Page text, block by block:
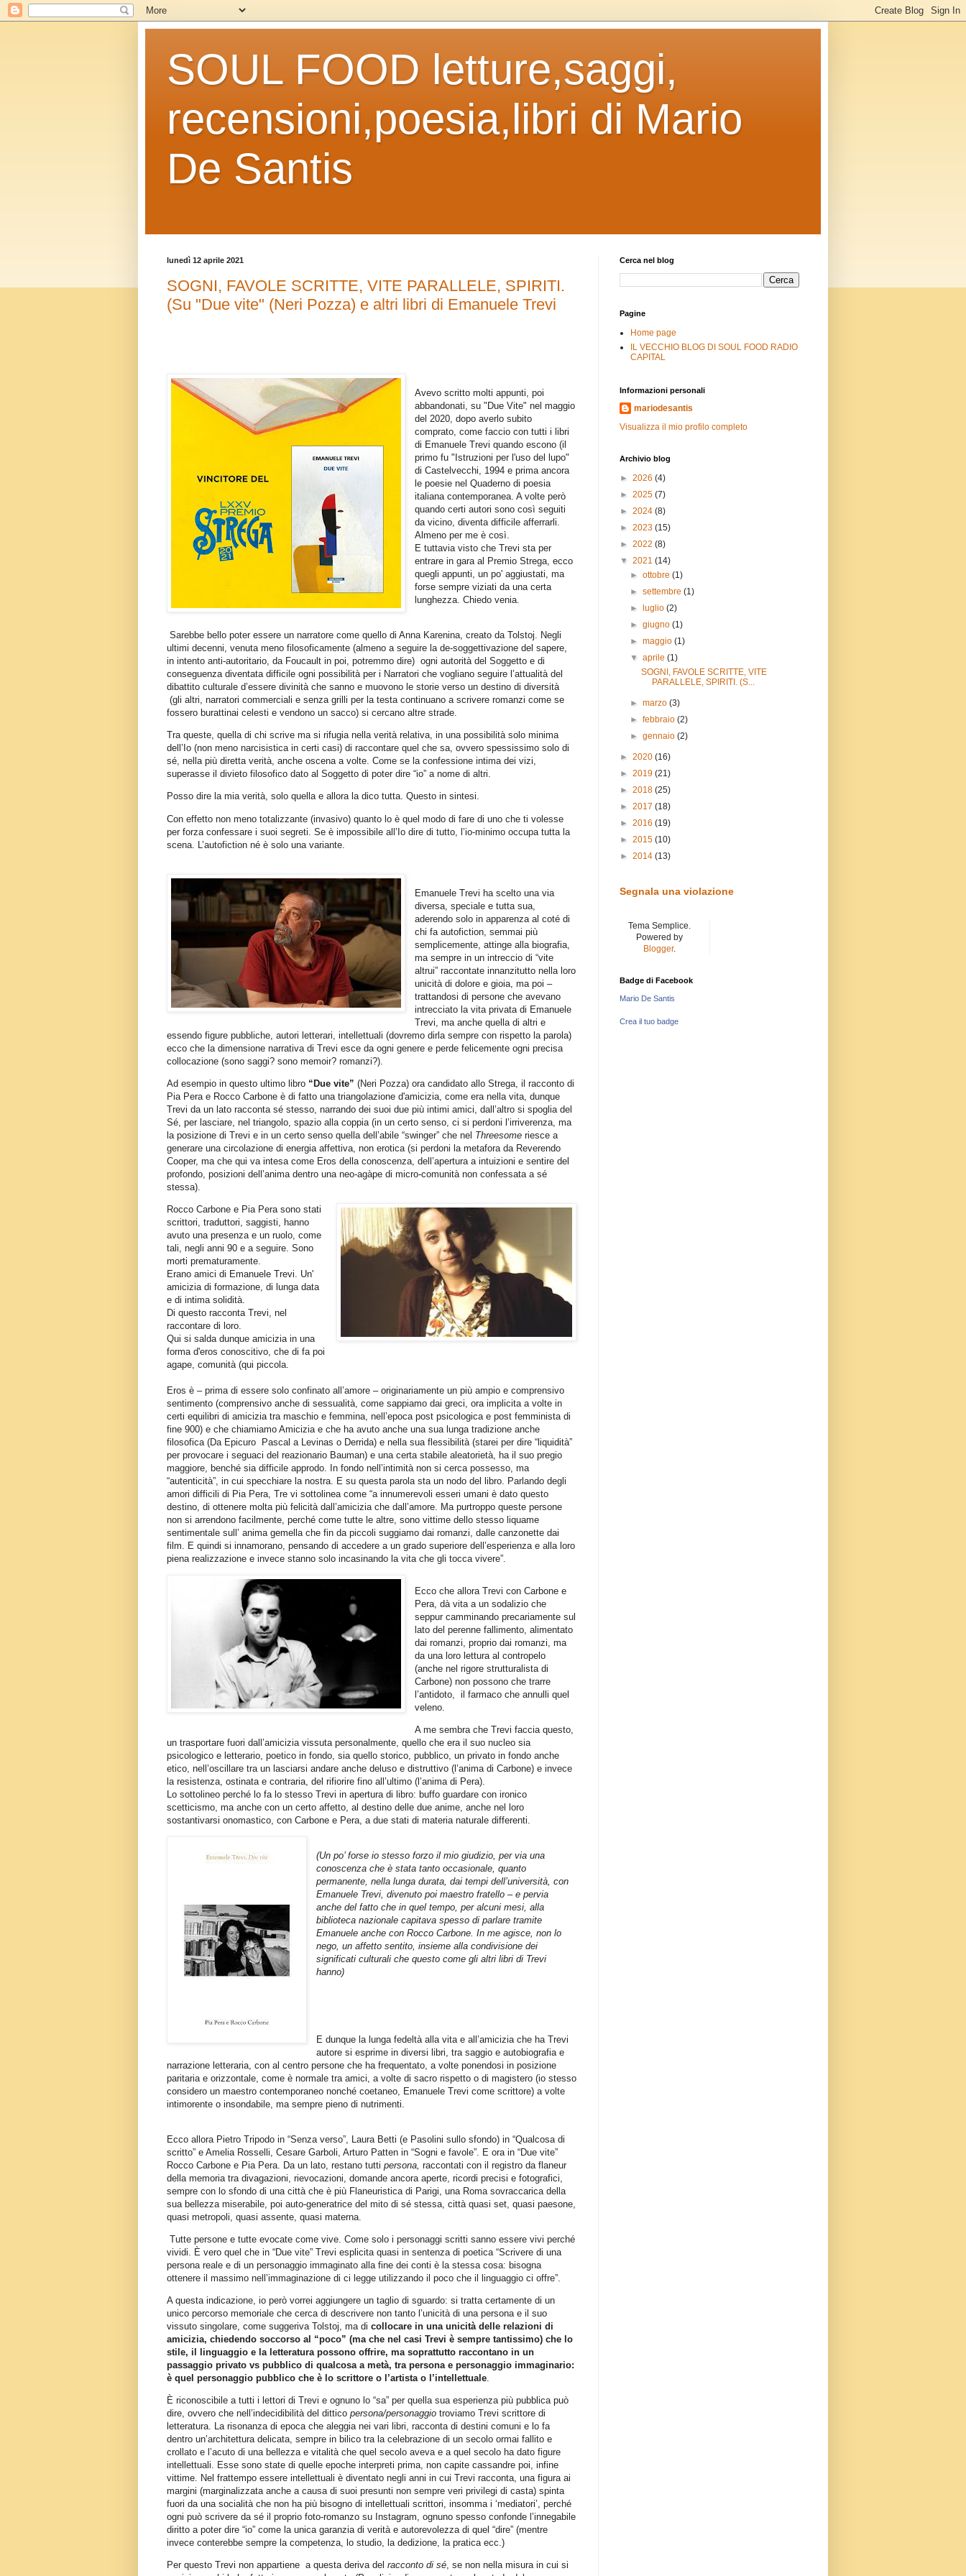
SOUL FOOD letture,saggi,
recensioni,poesia,libri di Mario
De Santis
lunedì 12 aprile 2021
SOGNI, FAVOLE SCRITTE, VITE PARALLELE, SPIRITI.
(Su "Due vite" (Neri Pozza) e altri libri di Emanuele Trevi
Avevo scritto molti appunti, poi
abbandonati, su "Due Vite" nel maggio
del 2020, dopo averlo subito
comprato, come faccio con tutti i libri
di Emanuele Trevi quando escono (il
primo fu "Istruzioni per l'uso del lupo"
di Castelvecchi, 1994 e prima ancora
le poesie nel Quaderno di poesia
italiana contemporanea. A volte però
quando certi autori sono così seguiti
da vicino, diventa difficile afferrarli.
Almeno per me è così.
E tuttavia visto che Trevi sta per
entrare in gara al Premio Strega, ecco
quegli appunti, un po' aggiustati, ma
forse sempre viziati da una certa
lunghezza. Chiedo venia.
Sarebbe bello poter essere un narratore come quello di Anna Karenina, creato da Tolstoj. Negli
ultimi decenni, venuta meno filosoficamente (almeno a seguire la de-soggettivazione del sapere,
in intento anti-autoritario, da Foucault in poi, potremmo dire) ogni autorità del Soggetto e di
conseguenza diventata difficile ogni possibilità per i Narratori che vogliano seguire l’attualità del
dibattito culturale d’essere divinità che sanno e muovono le storie verso un destino di diversità
(gli altri, narratori commerciali e senza grilli per la testa continuano a scrivere romanzi come se
fossero burattinai celesti e vendono un sacco) si cercano altre strade.
Tra queste, quella di chi scrive ma si rifugia nella verità relativa, in una possibilità solo minima
dell’Io (non meno narcisistica in certi casi) di raccontare quel che sa, ovvero spessissimo solo di
sé, nella più diretta verità, anche oscena a volte. Come se la confessione intima dei vizi,
superasse il divieto filosofico dato al Soggetto di poter dire “io” a nome di altri.
Posso dire la mia verità, solo quella e allora la dico tutta. Questo in sintesi.
Con effetto non meno totalizzante (invasivo) quanto lo è quel modo di fare di uno che ti volesse
per forza confessare i suoi segreti. Se è impossibile all’Io dire di tutto, l’io-minimo occupa tutta la
scena. L’autofiction né è solo una variante.
Emanuele Trevi ha scelto una via
diversa, speciale e tutta sua,
aderendo solo in apparenza al coté di
chi fa autofiction, semmai più
semplicemente, attinge alla biografia,
ma sempre in un intreccio di “vite
altrui” raccontate innanzitutto nella loro
unicità di dolore e gioia, ma poi –
trattandosi di persone che avevano
intrecciato la vita privata di Emanuele
Trevi, ma anche quella di altri e
essendo figure pubbliche, autori letterari, intellettuali (dovremo dirla sempre con rispetto la parola)
ecco che la dimensione narrativa di Trevi esce da ogni genere e perde felicemente ogni precisa
collocazione (sono saggi? sono memoir? romanzi?).
Ad esempio in questo ultimo libro “Due vite” (Neri Pozza) ora candidato allo Strega, il racconto di
Pia Pera e Rocco Carbone è di fatto una triangolazione d'amicizia, come era nella vita, dunque
Trevi da un lato racconta sé stesso, narrando dei suoi due più intimi amici, dall’altro si spoglia del
Sé, per lasciare, nel triangolo, spazio alla coppia (in un certo senso, ci si perdoni l’irriverenza, ma
la posizione di Trevi e in un certo senso quella dell’abile “swinger” che nel Threesome riesce a
generare una circolazione di energia affettiva, non erotica (si perdoni la metafora da Reverendo
Cooper, ma che qui va intesa come Eros della conoscenza, dell’apertura a intuizioni e sentire del
profondo, posizioni dell’anima dentro una neo-agàpe di micro-comunità non confessata a sé
stessa).
Rocco Carbone e Pia Pera sono stati
scrittori, traduttori, saggisti, hanno
avuto una presenza e un ruolo, come
tali, negli anni 90 e a seguire. Sono
morti prematuramente.
Erano amici di Emanuele Trevi. Un'
amicizia di formazione, di lunga data
e di intima solidità.
Di questo racconta Trevi, nel
raccontare di loro.
Qui si salda dunque amicizia in una
forma d'eros conoscitivo, che di fa poi
agape, comunità (qui piccola.
Eros è – prima di essere solo confinato all’amore – originariamente un più ampio e comprensivo
sentimento (comprensivo anche di sessualità, come sappiamo dai greci, ora implicita a volte in
certi equilibri di amicizia tra maschio e femmina, nell’epoca post psicologica e post femminista di
fine 900) e che chiamiamo Amicizia e che ha avuto anche una sua lunga tradizione anche
filosofica (Da Epicuro
Pascal a Levinas o Derrida) e nella sua flessibilità (starei per dire “liquidità”
per provocare i seguaci del reazionario Bauman) e una certa stabile aleatorietà, ha il suo pregio
maggiore, benché sia difficile approdo. In fondo nell’intimità non si cerca possesso, ma
“autenticità”, in cui specchiare la nostra. E su questa parola sta un nodo del libro. Parlando degli
amori difficili di Pia Pera, Tre vi sottolinea come “a innumerevoli esseri umani è dato questo
destino, di ottenere molta più felicità dall’amicizia che dall’amore. Ma purtroppo queste persone
non si arrendono facilmente, perché come tutte le altre, sono vittime dello stesso liquame
sentimentale sull’ anima gemella che fin da piccoli suggiamo dai romanzi, dalle canzonette dai
film. E quindi si innamorano, pensando di accedere a un grado superiore dell’esperienza e alla loro
piena realizzazione e invece stanno solo incasinando la vita che gli tocca vivere”.
Ecco che allora Trevi con Carbone e
Pera, dà vita a un sodalizio che
seppur camminando precariamente sul
lato del perenne fallimento, alimentato
dai romanzi, proprio dai romanzi, ma
da una loro lettura al contropelo
(anche nel rigore strutturalista di
Carbone) non possono che trarre
l’antidoto,
il farmaco che annulli quel
veleno.
A me sembra che Trevi faccia questo,
un trasportare fuori dall’amicizia vissuta personalmente, quello che era il suo nucleo sia
psicologico e letterario, poetico in fondo, sia quello storico, pubblico, un privato in fondo anche
etico, nell’oscillare tra un lasciarsi andare anche deluso e distruttivo (l’anima di Carbone) e invece
la resistenza, ostinata e contraria, del rifiorire fino all’ultimo (l’anima di Pera).
Lo sottolineo perché lo fa lo stesso Trevi in apertura di libro: buffo guardare con ironico
scetticismo, ma anche con un certo affetto, al destino delle due anime, anche nel loro
sostantivarsi onomastico, con Carbone e Pera, a due stati di materia naturale differenti.
(Un po’ forse io stesso forzo il mio giudizio, per via una
conoscenza che è stata tanto occasionale, quanto
permanente, nella lunga durata, dai tempi dell’università, con
Emanuele Trevi, divenuto poi maestro fratello – e pervia
anche del fatto che in quel tempo, per alcuni mesi, alla
biblioteca nazionale capitava spesso di parlare tramite
Emanuele anche con Rocco Carbone. In me agisce, non lo
nego, un affetto sentito, insieme alla condivisione dei
significati culturali che questo come gli altri libri di Trevi
hanno)
E dunque la lunga fedeltà alla vita e all’amicizia che ha Trevi
autore si esprime in diversi libri, tra saggio e autobiografia e
narrazione letteraria, con al centro persone che ha frequentato, a volte ponendosi in posizione
paritaria e orizzontale, come è normale tra amici, a volte di sacro rispetto o di magistero (io stesso
considero un maestro contemporaneo nonché coetaneo, Emanuele Trevi come scrittore) a volte
intimorente o insondabile, ma sempre pieno di nutrimenti.
Ecco allora Pietro Tripodo in “Senza verso”, Laura Betti (e Pasolini sullo sfondo) in “Qualcosa di
scritto” e Amelia Rosselli, Cesare Garboli, Arturo Patten in “Sogni e favole”. E ora in “Due vite”
Rocco Carbone e Pia Pera. Da un lato, restano tutti persona, raccontati con il registro da flaneur
della memoria tra divagazioni, rievocazioni, domande ancora aperte, ricordi precisi e fotografici,
sempre con lo sfondo di una città che è più Flaneuristica di Parigi, una Roma sovraccarica della
sua bellezza miserabile, poi auto-generatrice del mito di sé stessa, città quasi set, quasi paesone,
quasi metropoli, quasi assente, quasi materna.
Tutte persone e tutte evocate come vive. Come solo i personaggi scritti sanno essere vivi perché
vividi. È vero quel che in “Due vite” Trevi esplicita quasi in sentenza di poetica “Scrivere di una
persona reale e di un personaggio immaginato alla fine dei conti è la stessa cosa: bisogna
ottenere il massimo nell’immaginazione di ci legge utilizzando il poco che il linguaggio ci offre”.
A questa indicazione, io però vorrei aggiungere un taglio di sguardo: si tratta certamente di un
unico percorso memoriale che cerca di descrivere non tanto l’unicità di una persona e il suo
vissuto singolare, come suggeriva Tolstoj, ma di collocare in una unicità delle relazioni di
amicizia, chiedendo soccorso al “poco” (ma che nel casi Trevi è sempre tantissimo) che lo
stile, il linguaggio e la letteratura possono offrire, ma soprattutto raccontano in un
passaggio privato vs pubblico di qualcosa a metà, tra persona e personaggio immaginario:
è quel personaggio pubblico che è lo scrittore o l’artista o l’intellettuale.
È riconoscibile a tutti i lettori di Trevi e ognuno lo “sa” per quella sua esperienza più pubblica può
dire, ovvero che nell’indecidibilità del dittico persona/personaggio troviamo Trevi scrittore di
letteratura. La risonanza di epoca che aleggia nei vari libri, racconta di destini comuni e lo fa
dentro un’architettura delicata, sempre in bilico tra la celebrazione di un secolo ormai fallito e
crollato e l’acuto di una bellezza e vitalità che quel secolo aveva e a quel secolo ha dato figure
intellettuali. Esse sono state di quelle epoche interpreti prima, non capite cassandre poi, infine
vittime. Nel frattempo essere intellettuali è diventato negli anni in cui Trevi racconta, una figura ai
margini (marginalizzata anche a causa di suoi presunti non sempre veri privilegi di casta) spinta
fuori da una socialità che non ha più bisogno di intellettuali scrittori, insomma i ‘mediatori’, perché
ogni può scrivere da sé il proprio foto-romanzo su Instagram, ognuno spesso confonde l’innegabile
diritto a poter dire “io” come la unica garanzia di verità e autorevolezza di quel “dire” (mentre
invece conterebbe sempre la competenza, lo studio, la dedizione, la pratica ecc.)
Per questo Trevi non appartiene a questa deriva del racconto di sé, se non nella misura in cui si
Cerca nel blog
Pagine
Home page
IL VECCHIO BLOG DI SOUL FOOD RADIO
CAPITAL
Informazioni personali
mariodesantis
Visualizza il mio profilo completo
Archivio blog
► 2026 (4)
► 2025 (7)
► 2024 (8)
► 2023 (15)
► 2022 (8)
▼ 2021 (14)
►ottobre(1)
►settembre(1)
►
luglio(2)
►giugno(1)
►maggio(1)
▼aprile(1)
SOGNI, FAVOLE SCRITTE, VITE
PARALLELE, SPIRITI. (S...
►marzo(3)
►febbraio(2)
►gennaio(2)
► 2020 (16)
► 2019 (21)
► 2018 (25)
► 2017 (18)
► 2016 (19)
► 2015 (10)
► 2014 (13)
Segnala una violazione
Tema Semplice.
Powered by
Blogger.
Badge di Facebook
Mario De Santis
Crea il tuo badge